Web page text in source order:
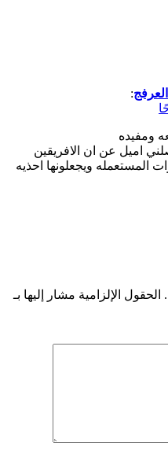
:
ومفيده
اميل عن ان الافريقين
المستعمله ويجعلونها احذيه
الحقول الإلزامية مشار إليها بـ